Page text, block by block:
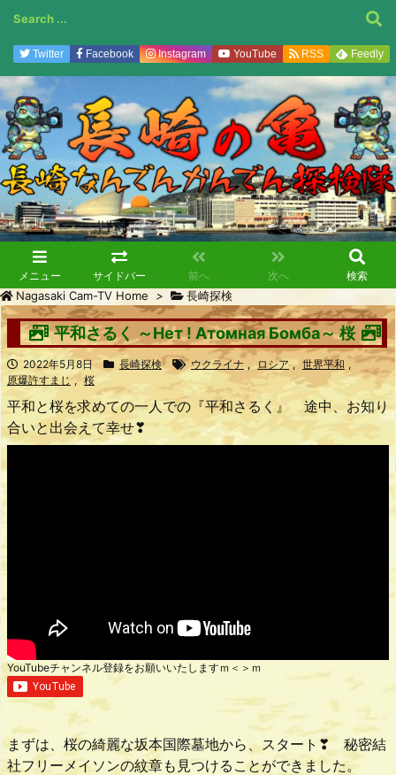
メニュー サイドバー 前へ 次へ 検索
Twitter Facebook Instagram YouTube RSS Feedly
Nagasaki Cam-TV Home > 長崎探検
平和さるく ～Hет ! Атомная Бомба～ 桜
2022年5月8日 長崎探検 ウクライナ , ロシア , 世界平和 ,
原爆許すまじ , 桜
平和と桜を求めての一人での『平和さるく』 途中、お知り
合いと出会えて幸せ❣
YouTubeチャンネル登録をお願いいたしますｍ＜＞ｍ
まずは、桜の綺麗な坂本国際墓地から、スタート❣ 秘密結
社フリーメイソンの紋章も見つけることができました。